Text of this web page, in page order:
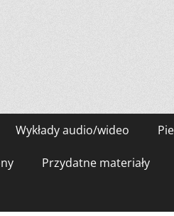
Wykłady audio/wideo
Przydatne materiały